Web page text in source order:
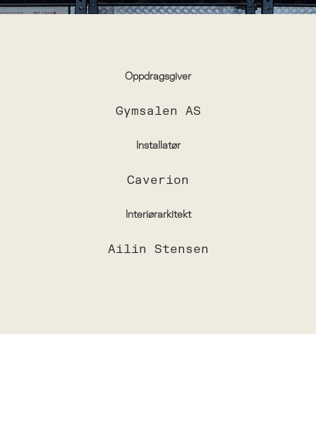
Oppdragsgiver
Gymsalen AS
Installatør
Caverion
Interiørarkitekt
Ailin Stensen